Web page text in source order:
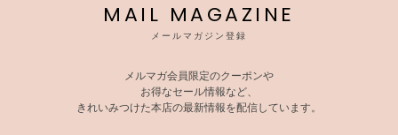
MAIL MAGAZINE
メールマガジン登録
メルマガ会員限定のクーポンや
お得なセール情報など、
きれいみつけた本店の最新情報を配信しています。